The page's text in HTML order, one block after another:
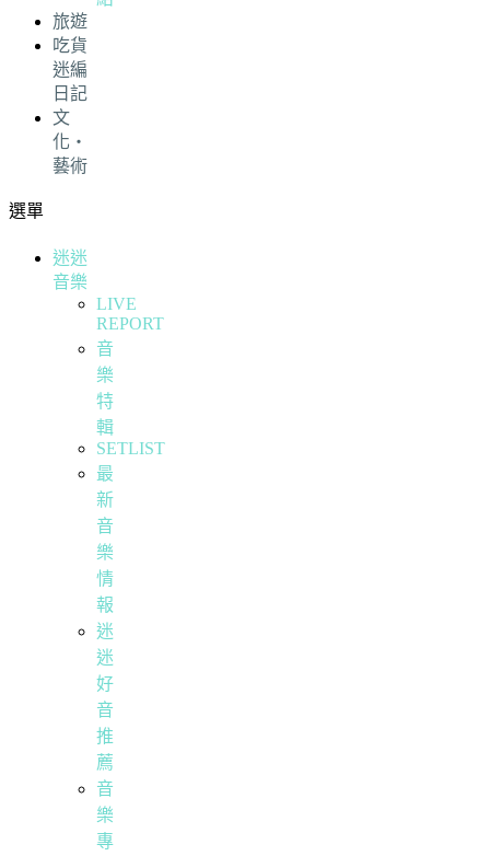
旅遊
吃貨
迷編
日記
文
化・
藝術
選單
迷迷
音樂
LIVE
REPORT
音
樂
特
輯
SETLIST
最
新
音
樂
情
報
迷
迷
好
音
推
薦
音
樂
專